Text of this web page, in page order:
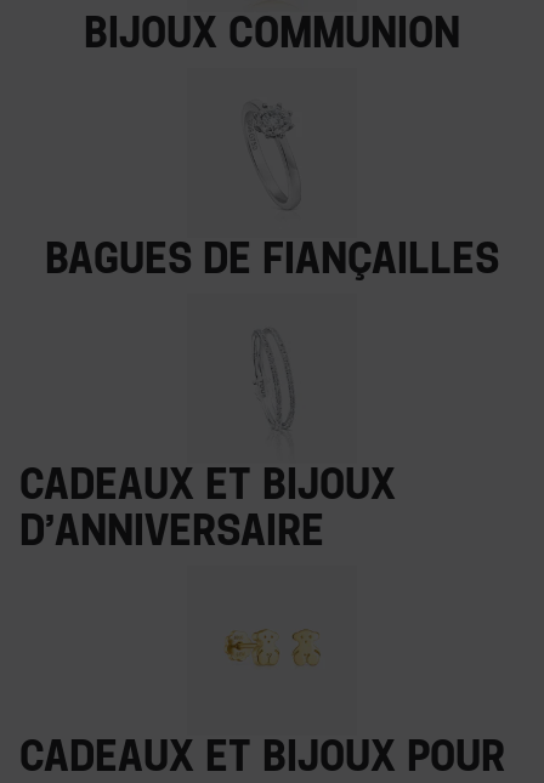
Bijoux communion
Bagues de fiançailles
Cadeaux et bijoux
d’anniversaire
Cadeaux et bijoux pour